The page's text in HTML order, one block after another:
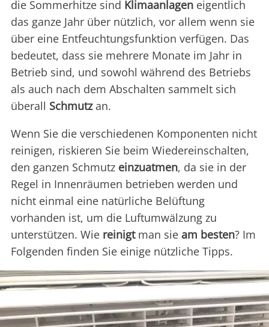
die Sommerhitze sind Klimaanlagen eigentlich
das ganze Jahr über nützlich, vor allem wenn sie
über eine Entfeuchtungsfunktion verfügen. Das
bedeutet, dass sie mehrere Monate im Jahr in
Betrieb sind, und sowohl während des Betriebs
als auch nach dem Abschalten sammelt sich
überall Schmutzan.
Wenn Sie die verschiedenen Komponenten nicht
reinigen, riskieren Sie beim Wiedereinschalten,
den ganzen Schmutz einzuatmen, da sie in der
Regel in Innenräumen betrieben werden und
nicht einmal eine natürliche Belüftung
vorhanden ist, um die Luftumwälzung zu
unterstützen. Wie reinigtman sie am besten? Im
Folgenden finden Sie einige nützliche Tipps.